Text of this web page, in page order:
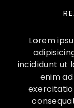
Lorem
incididunt ut
enim